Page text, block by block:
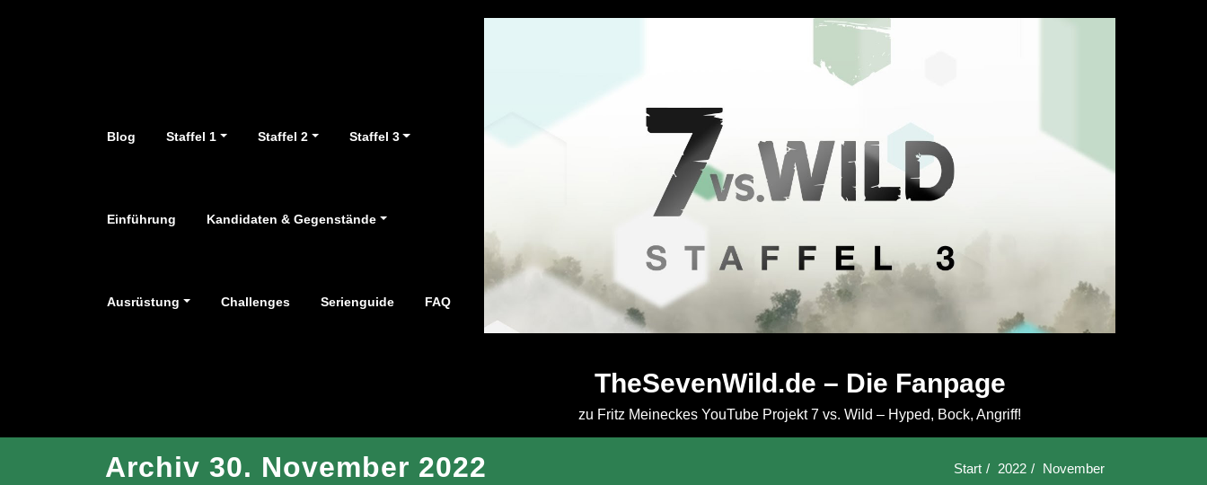
TheSevenWild.de – Die Fanpage
zu Fritz Meineckes YouTube Projekt 7 vs. Wild – Hyped, Bock, Angriff!
Blog Staffel 1 Staffel 2 Staffel 3
Einführung Kandidaten & Gegenstände
Ausrüstung Challenges Serienguide FAQ
Archiv 30. November 2022 Start 2022 November